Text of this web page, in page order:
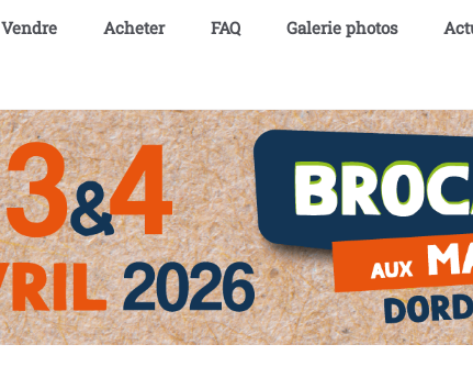
Vendre Acheter FAQ Galerie photos